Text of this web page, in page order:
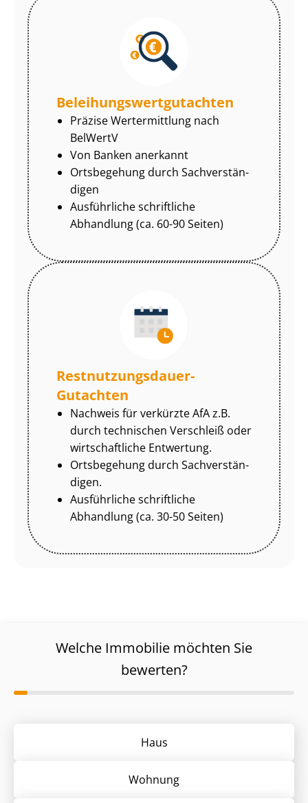
Be­lei­hungs­wert­gut­ach­ten
Präzise Wertermittlung nach
BelWertV
Von Banken anerkannt
Ortsbegehung durch Sach­ver­stän­
di­gen
Ausführliche schriftliche
Abhandlung (ca. 60-90 Seiten)
Rest­nut­zungs­dau­er-
Gutachten
Nachweis für verkürzte AfA z.B.
durch technischen Verschleiß oder
wirtschaftliche Entwertung.
Ortsbegehung durch Sach­ver­stän­
di­gen.
Ausführliche schriftliche
Abhandlung (ca. 30-50 Seiten)
Welche Immobilie möchten Sie
bewerten?
Haus
Wohnung